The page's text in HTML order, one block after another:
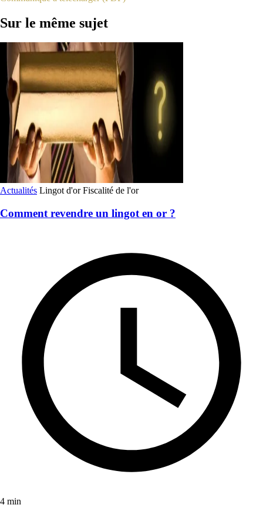
Sur le même sujet
Actualités Lingot d'or Fiscalité de l'or
Comment revendre un lingot en or ?
4 min